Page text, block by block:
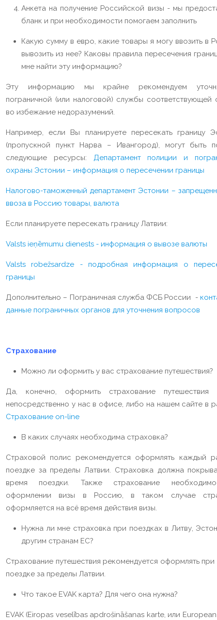
Анкета на получение Российской визы - мы
бланк и при необходимости помогаем заполнить
Какую сумму в евро, какие товары я могу ввозить в
вывозить из нее? Каковы правила пересечения
мне найти эту информацию?
Эту информацию мы крайне рекомендуем
пограничной (или налоговой) службы соответствующей
во избежание недоразумений.
Например, если Вы планируете пересекать границу
(пропускной пункт Нарва – Ивангород), могут быть
следующие ресурсы: Департамент полиции и
охраны Эстонии – информация о пересечении границы
Налогово-таможенный департамент Эстонии –
ввоза в Россию товары, валюта
Если планируете пересекать границу Латвии:
Valsts ieņēmumu dienests - информация о вывозе валюты
Valsts robežsardze - подробная информация о
границы
Дополнительно – Пограничная служба ФСБ России -
данные пограничных органов для уточнения вопросов
Страхование
Можно ли оформить у вас страхование путешествия?
Да, конечно, оформить страхование путешествия
непосредственно у нас в офисе, либо на нашем сайте в
Страхование on-line
В каких случаях необходима страховка?
Страховой полис рекомендуется оформлять каждый
поездке за пределы Латвии. Страховка должна
время поездки. Также страхование
оформлении визы в Россию, в таком случае
оформляется на всё время действия визы.
Нужна ли мне страховка при поездках в Литву,
другим странам ЕС?
Страхование путешествия рекомендуется оформлять
поездке за пределы Латвии.
Что такое EVAK карта? Для чего она нужна?
EVAK (Eiropas veselības apdrošināšanas karte, или